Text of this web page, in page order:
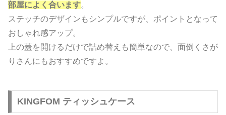
部屋によく合います。
ステッチのデザインもシンプルですが、ポイントとなって
おしゃれ感アップ。
上の蓋を開けるだけで詰め替えも簡単なので、面倒くさが
りさんにもおすすめですよ。
KINGFOM ティッシュケース